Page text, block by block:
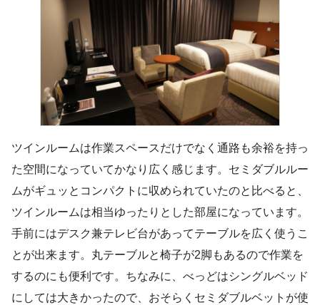
ツインルームは作業スペースだけでなく通路も余裕を持っ
た空間になっていてかなり広く感じます。セミダブルルー
ムがギュッとコンパクトに収められていたのと比べると、
ツインルームは相当ゆったりとした部屋になっています。
手前にはデスク兼テレビ台があってテーブルを広く使うこ
とが出来ます。丸テーブルと椅子が2脚もあるので作業を
するのにも便利です。ちなみに、べっどはシングルベッド
にしては大きかったので、おそらくセミダブルベットが使